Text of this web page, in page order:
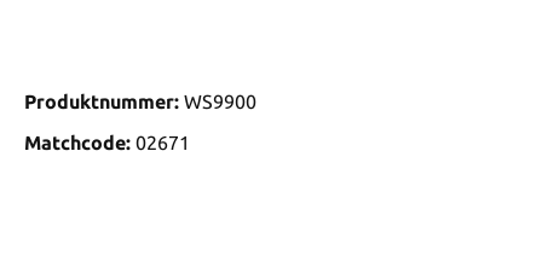
Produktnummer: WS9900
Matchcode: 02671